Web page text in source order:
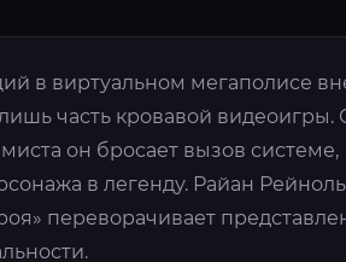
в виртуальном мегаполисе
часть кровавой
он бросает вызов системе,
в легенду. Райан
переворачивает